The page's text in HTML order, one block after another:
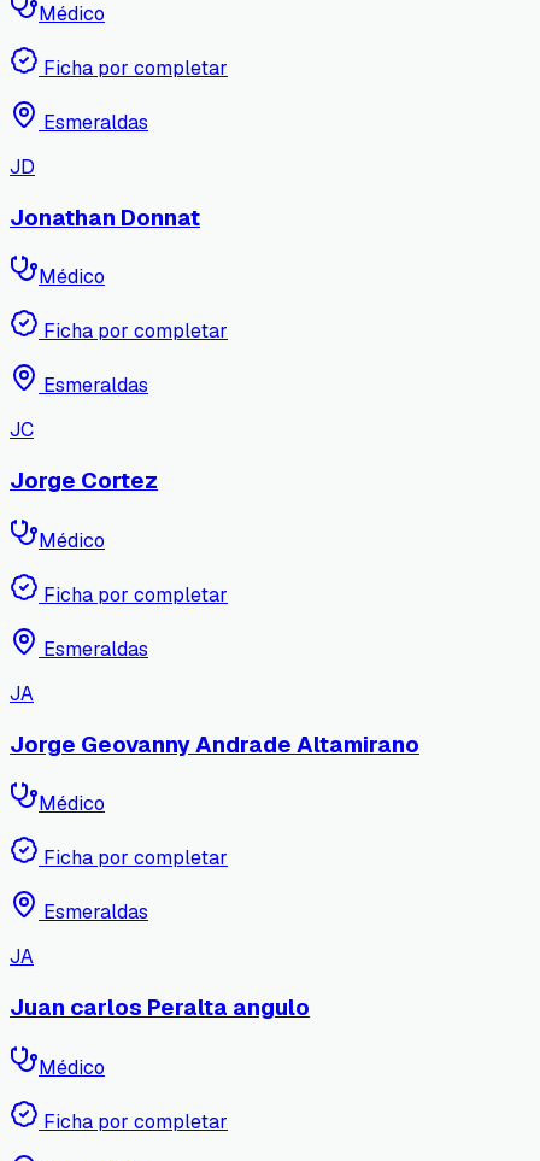
Médico
Ficha por completar
Esmeraldas
JD
Jonathan Donnat
Médico
Ficha por completar
Esmeraldas
JC
Jorge Cortez
Médico
Ficha por completar
Esmeraldas
JA
Jorge Geovanny Andrade Altamirano
Médico
Ficha por completar
Esmeraldas
JA
Juan carlos Peralta angulo
Médico
Ficha por completar